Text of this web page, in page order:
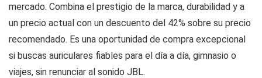
mercado. Combina el prestigio de la marca, durabilidad y a
un precio actual con un descuento del 42% sobre su precio
recomendado. Es una oportunidad de compra excepcional
si buscas auriculares fiables para el día a día, gimnasio o
viajes, sin renunciar al sonido JBL.